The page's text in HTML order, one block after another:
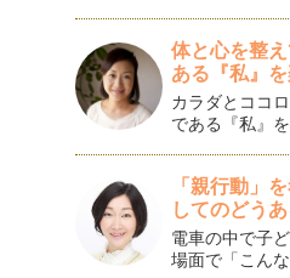
体と心を整
ある『私』
カラダとココ
である『私』
「親行動」
してのどう
電車の中で子
場面で「こん